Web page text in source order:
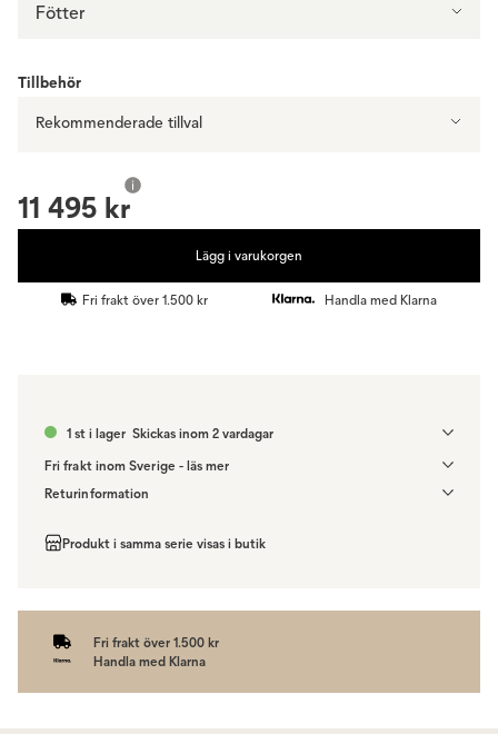
Fötter
Tillbehör
Rekommenderade tillval
11 495 kr
Lägg i varukorgen
Fri frakt över 1.500 kr Handla med Klarna
1 st i lager Skickas inom 2 vardagar
Fri frakt inom Sverige - läs mer
Denna vara skickas till ett ombud. Du väljer själv i kassan vilket DHL
när din order finns att hämta. Beställs varan ihop med andra
produkter skickas hela ordern tillsammans med samma
Returinformation
enligtdistansavtalslagen.
Produkt i samma serie visas i butik
Fri frakt över 1.500 kr
Handla med Klarna